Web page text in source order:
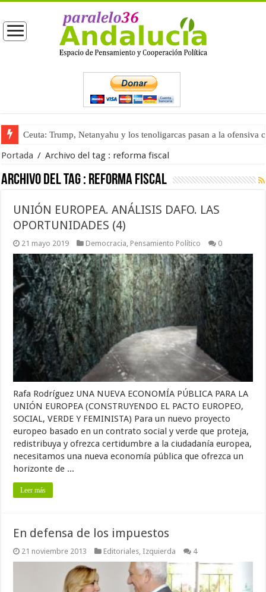
Ceuta: Trump, Netanyahu y los tenoligarcas pasan a la ofensiva
La masificación turística (tercera parte)
Portada / Archivo del tag : reforma fiscal
Archivo del tag : reforma fiscal
UNIÓN EUROPEA. ANÁLISIS DAFO. LAS
OPORTUNIDADES (4)
21 mayo 2019 Democracia, Pensamiento Político 0
Rafa Rodríguez UNA NUEVA ECONOMÍA PÚBLICA PARA LA
UNIÓN EUROPEA (CONSTRUYENDO EL PACTO EUROPEO,
SOCIAL, VERDE Y FEMINISTA) Para un nuevo proyecto
europeo basado en un contrato social y verde que proteja,
redistribuya y ofrezca certidumbre a la ciudadanía europea,
necesitamos una nueva economía pública que ofrezca un
horizonte de ...
Leer más
En defensa de los impuestos
21 noviembre 2013 Editoriales Izquierda 4